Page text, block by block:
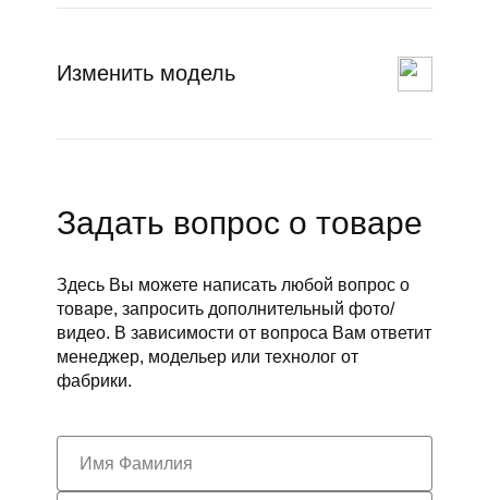
Изменить модель
Задать вопрос о товаре
Здесь Вы можете написать любой вопрос о
товаре, запросить дополнительный фото/
видео. В зависимости от вопроса Вам ответит
менеджер, модельер или технолог от
фабрики.